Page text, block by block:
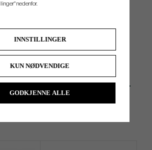
tillbehör
produkt
nedenfor.
INNSTILLINGER
KUN NØDVENDIGE
GODKJENNE ALLE